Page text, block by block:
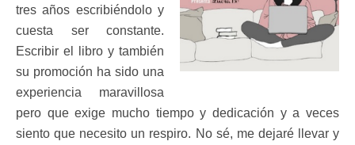
tres años escribiéndolo y
cuesta ser constante.
Escribir el libro y también
su promoción ha sido una
experiencia maravillosa
pero que exige mucho tiempo y dedicación y a veces
siento que necesito un respiro. No sé, me dejaré llevar y